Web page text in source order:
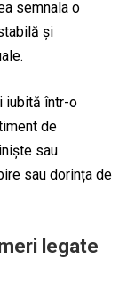
semnala o
și
iubită într-o
de
sau
sau dorința de
legate